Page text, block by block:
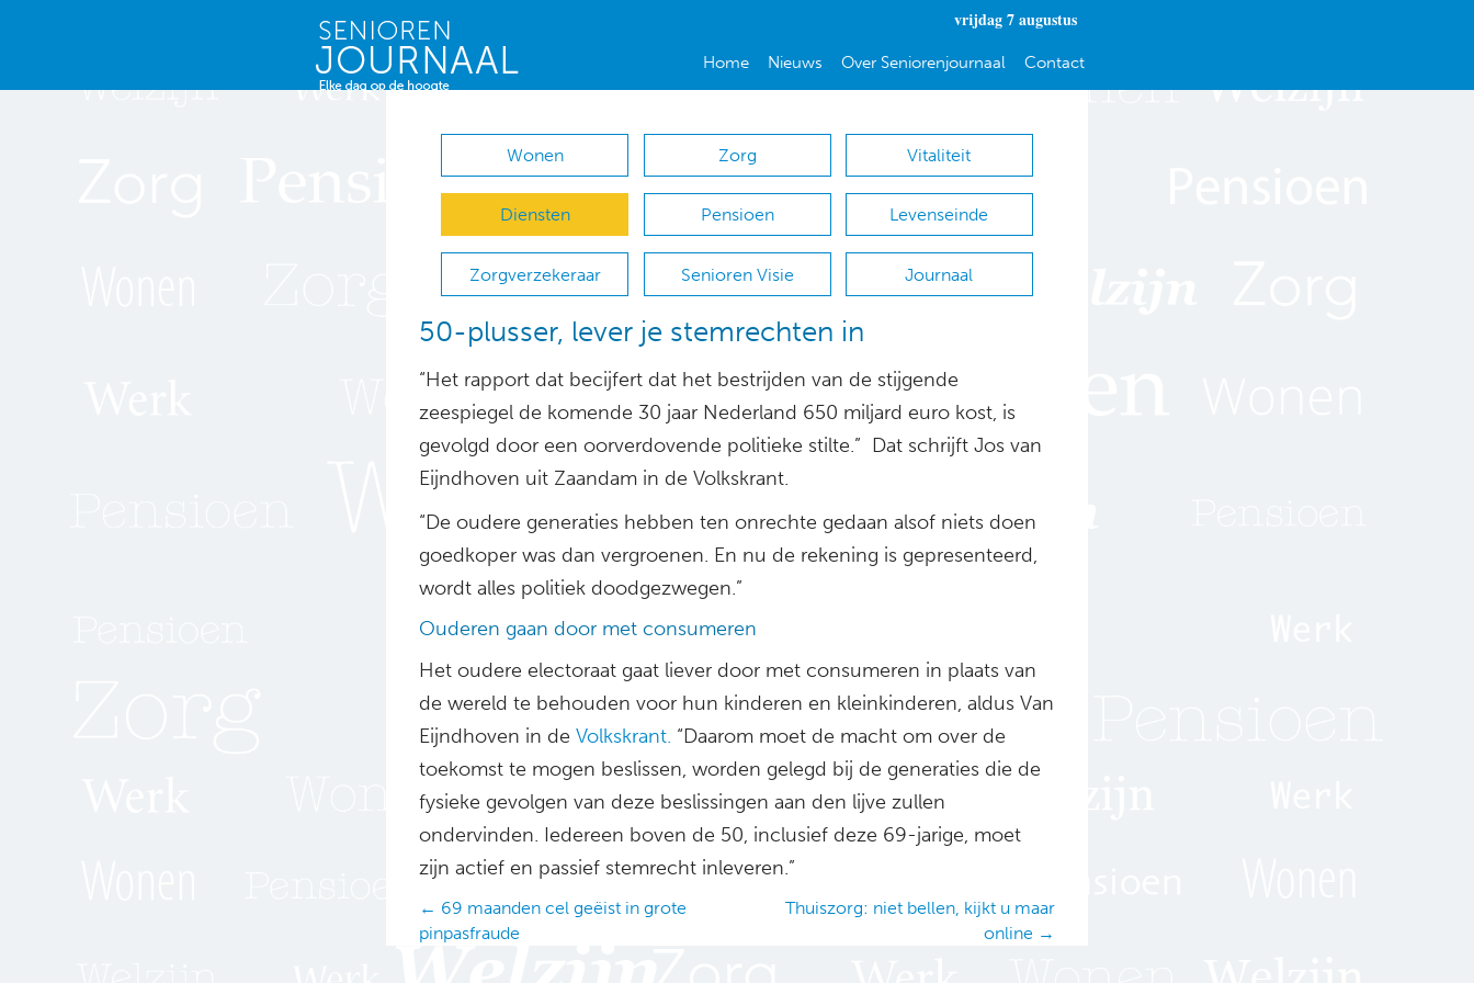
vrijdag 7 augustus
Home Nieuws Over Seniorenjournaal Contact
Wonen Zorg Vitaliteit
Diensten Pensioen Levenseinde
Zorgverzekeraar Senioren Visie Journaal
50-plusser, lever je stemrechten in
“Het rapport dat becijfert dat het bestrijden van de stijgende
zeespiegel de komende 30 jaar Nederland 650 miljard euro kost, is
gevolgd door een oorverdovende politieke stilte.” Dat schrijft Jos van
Eijndhoven uit Zaandam in de Volkskrant.
“De oudere generaties hebben ten onrechte gedaan alsof niets doen
goedkoper was dan vergroenen. En nu de rekening is gepresenteerd,
wordt alles politiek doodgezwegen.”
Ouderen gaan door met consumeren
Het oudere electoraat gaat liever door met consumeren in plaats van
de wereld te behouden voor hun kinderen en kleinkinderen, aldus Van
Eijndhoven in de Volkskrant. “Daarom moet de macht om over de
toekomst te mogen beslissen, worden gelegd bij de generaties die de
fysieke gevolgen van deze beslissingen aan den lijve zullen
ondervinden. Iedereen boven de 50, inclusief deze 69-jarige, moet
zijn actief en passief stemrecht inleveren.”
Posts
navigation
← 69 maanden cel geëist in grote
pinpasfraude
Thuiszorg: niet bellen, kijkt u maar
online →